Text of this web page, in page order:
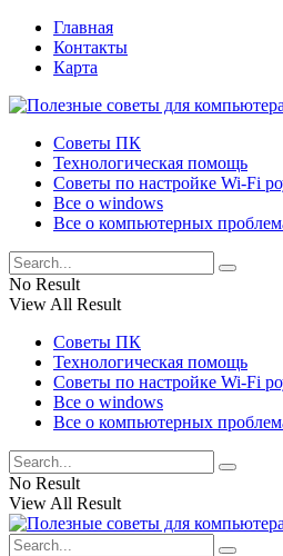
Главная
Контакты
Карта
Советы ПК
Технологическая помощь
Советы по настройке Wi-Fi
Все о windows
Все о компьютерных
No Result
View All Result
Советы ПК
Технологическая помощь
Советы по настройке Wi-Fi
Все о windows
Все о компьютерных
No Result
View All Result